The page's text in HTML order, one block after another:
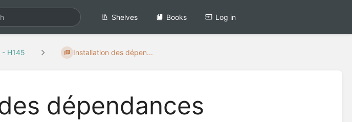
Shelves Books Log in
- H145 Installation des dépen...
dépendances